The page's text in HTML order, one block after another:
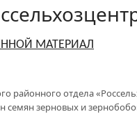
МАТЕРИАЛ
районного отдела
семян зерновых и